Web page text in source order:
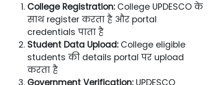
College Registration:College UPDESCO के
साथ register करता है और portal
credentials पाता है
Student Data Upload:College eligible
students की details portal पर upload
करता है
Government Verification:UPDESCO